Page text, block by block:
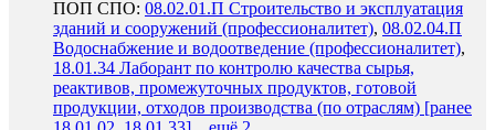
ПОП СПО: 08.02.01.П Строительство и эксплуатация
зданий и сооружений (профессионалитет), 08.02.04.П
Водоснабжение и водоотведение (профессионалитет),
18.01.34 Лаборант по контролю качества сырья,
реактивов, промежуточных продуктов, готовой
продукции, отходов производства (по отраслям) [ранее